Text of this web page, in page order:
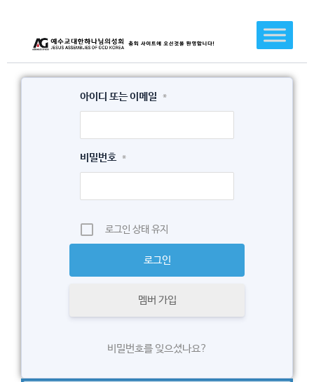
로
아이디 또는 이메일 *
비밀번호 *
로그인 상태 유지
멤버 가입
비밀번호를 잊으셨나요?